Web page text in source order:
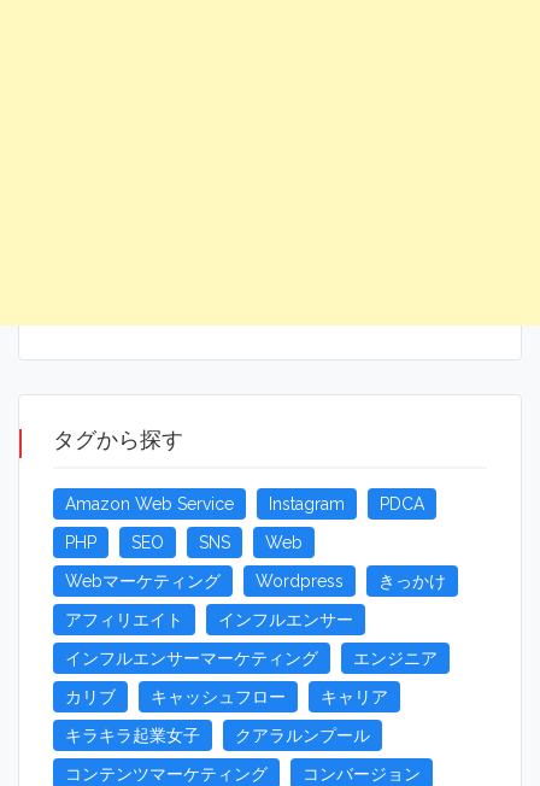
タグから探す
Amazon Web Service Instagram
PDCA
PHP
SEO SNS
Web
Webマーケティング
Wordpress
きっかけ
アフィリエイト
インフルエンサー
インフルエンサーマーケティング
エンジニア
カリブ
キャッシュフロー
キャリア
キラキラ起業女子
クアラルンプール
コンテンツマーケティング
コンバージョン